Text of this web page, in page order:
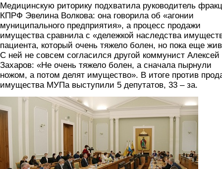
Медицинскую риторику подхватила руководитель
КПРФ Эвелина Волкова: она говорила об «агонии
муниципального предприятия», а процесс продажи
имущества сравнила с «дележкой наследства
пациента, который очень тяжело болен, но пока еще
С ней не совсем согласился другой коммунист Алексей
Захаров: «Не очень тяжело болен, а сначала пырнули
ножом, а потом делят имущество». В итоге против
имущества МУПа выступили 5 депутатов, 33 – за.
duma2.jpg